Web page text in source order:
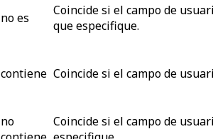
no es Coincide si el campo de
que especifique.
contiene Coincide si el campo de
no
Coincide si el campo de